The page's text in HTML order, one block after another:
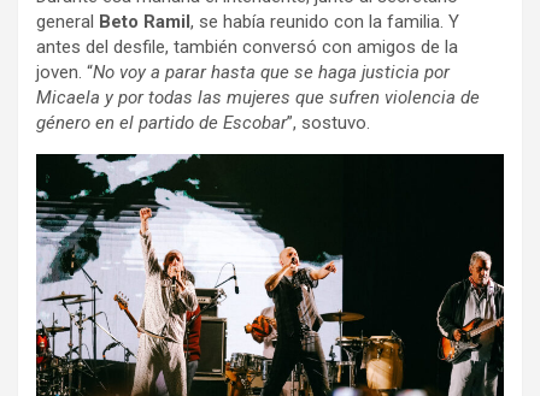
general Beto Ramil, se había reunido con la familia. Y
antes del desfile, también conversó con amigos de la
joven. “No voy a parar hasta que se haga justicia por
Micaela y por todas las mujeres que sufren violencia de
género en el partido de Escobar”, sostuvo.